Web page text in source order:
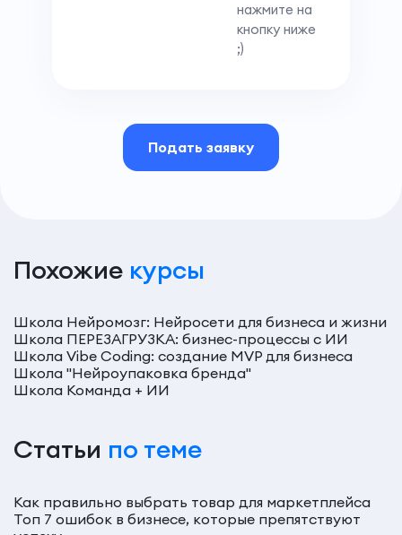
нажмите на
кнопку ниже
;)
Подать заявку
Похожие курсы
Школа Нейромозг: Нейросети для бизнеса и жизни
Школа ПЕРЕЗАГРУЗКА: бизнес-процессы с ИИ
Школа Vibe Coding: создание MVP для бизнеса
Школа "Нейроупаковка бренда"
Школа Команда + ИИ
Статьи по теме
Как правильно выбрать товар для маркетплейса
Топ 7 ошибок в бизнесе, которые препятствуют